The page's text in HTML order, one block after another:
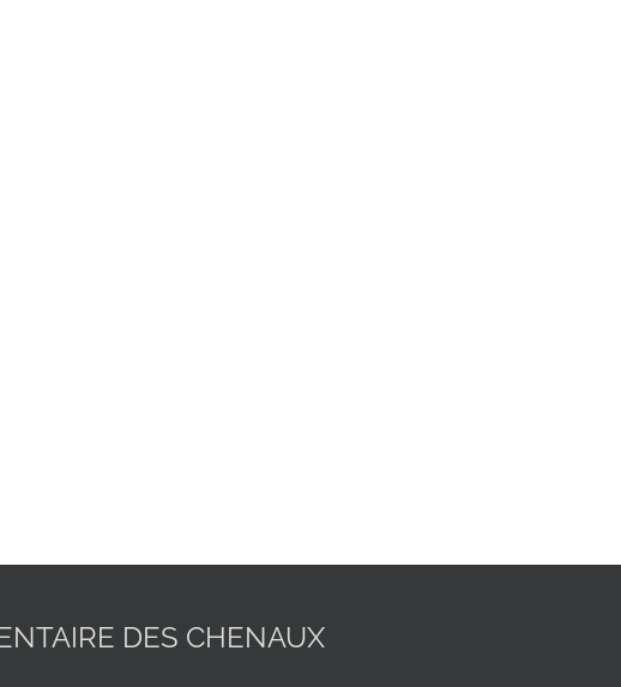
DES CHENAUX